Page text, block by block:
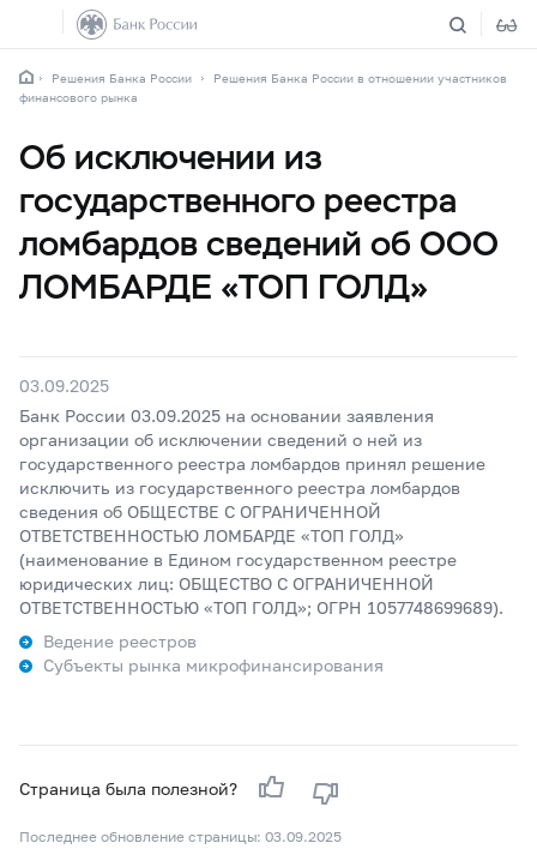
Решения Банка России
Решения Банка России в отношении участников
финансового рынка
Об исключении из
государственного реестра
ломбардов сведений об ООО
ЛОМБАРДЕ «ТОП ГОЛД»
03.09.2025
Банк России 03.09.2025 на основании заявления
организации об исключении сведений о ней из
государственного реестра ломбардов принял решение
исключить из государственного реестра ломбардов
сведения об ОБЩЕСТВЕ С ОГРАНИЧЕННОЙ
ОТВЕТСТВЕННОСТЬЮ ЛОМБАРДЕ «ТОП ГОЛД»
(наименование в Едином государственном реестре
юридических лиц: ОБЩЕСТВО С ОГРАНИЧЕННОЙ
ОТВЕТСТВЕННОСТЬЮ «ТОП ГОЛД»; ОГРН 1057748699689).
Ведение реестров
Субъекты рынка микрофинансирования
Страница была полезной?
Последнее обновление страницы: 03.09.2025